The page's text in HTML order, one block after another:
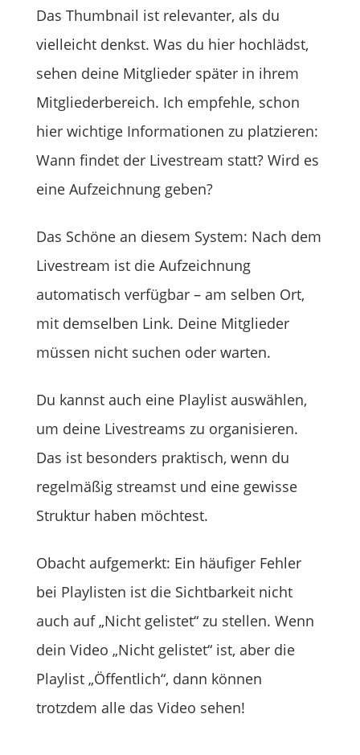
Das Thumbnail ist relevanter, als du
vielleicht denkst. Was du hier hochlädst,
sehen deine Mitglieder später in ihrem
Mitgliederbereich. Ich empfehle, schon
hier wichtige Informationen zu platzieren:
Wann findet der Livestream statt? Wird es
eine Aufzeichnung geben?
Das Schöne an diesem System: Nach dem
Livestream ist die Aufzeichnung
automatisch verfügbar – am selben Ort,
mit demselben Link. Deine Mitglieder
müssen nicht suchen oder warten.
Du kannst auch eine Playlist auswählen,
um deine Livestreams zu organisieren.
Das ist besonders praktisch, wenn du
regelmäßig streamst und eine gewisse
Struktur haben möchtest.
Obacht aufgemerkt: Ein häufiger Fehler
bei Playlisten ist die Sichtbarkeit nicht
auch auf „Nicht gelistet“ zu stellen. Wenn
dein Video „Nicht gelistet“ ist, aber die
Playlist „Öffentlich“, dann können
trotzdem alle das Video sehen!